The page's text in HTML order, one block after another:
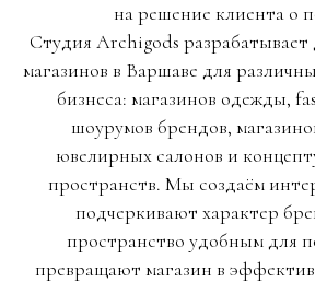
на решение клиента о
Студия Archigods разрабатывает
магазинов в Варшаве для
бизнеса: магазинов одежды,
шоурумов брендов,
ювелирных салонов и
пространств. Мы создаём
подчеркивают характер
пространство удобным для
превращают магазин в